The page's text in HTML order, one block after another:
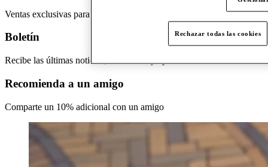
Ventas exclusivas para miembros, eventos y de marca
Boletín
Recibe las últimas noticias, tendencias y
Recomienda a un amigo
Comparte un 10% adicional con un amigo
Rechazar todas las cookies